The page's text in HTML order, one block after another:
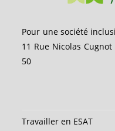
Pour une société
11 Rue Nicolas
50
Travailler en ESAT